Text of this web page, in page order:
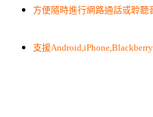
方便隨時進行網路通話或聆聽
支援